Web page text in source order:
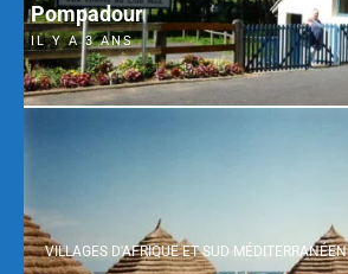
Pompadour
IL Y A 3 ANS
VILLAGES D'AFRIQUE ET SUD MÉDITERRANÉEN